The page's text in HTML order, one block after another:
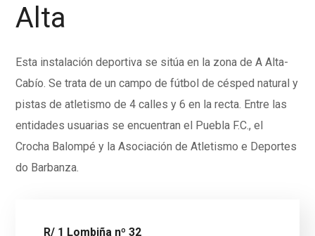
Alta
Esta instalación deportiva se sitúa en la zona de A Alta-
Cabío. Se trata de un campo de fútbol de césped natural y
pistas de atletismo de 4 calles y 6 en la recta. Entre las
entidades usuarias se encuentran el Puebla F.C., el
Crocha Balompé y la Asociación de Atletismo e Deportes
do Barbanza.
R/ 1 Lombiña nº 32